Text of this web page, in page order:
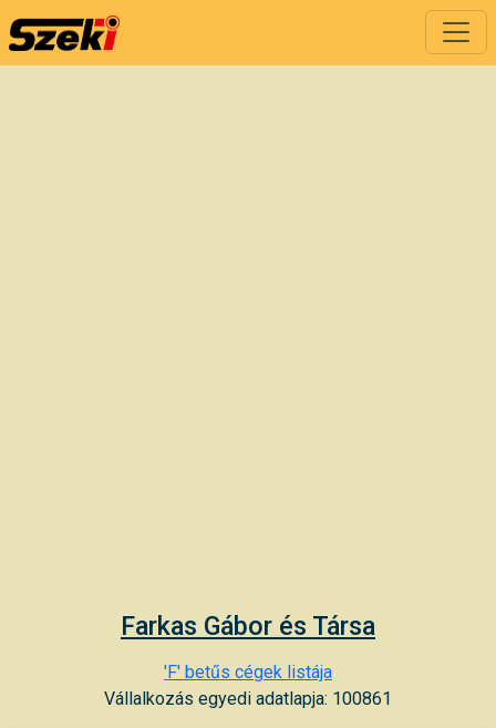
Farkas Gábor és Társa
'F' betűs cégek listája
Vállalkozás egyedi adatlapja: 100861